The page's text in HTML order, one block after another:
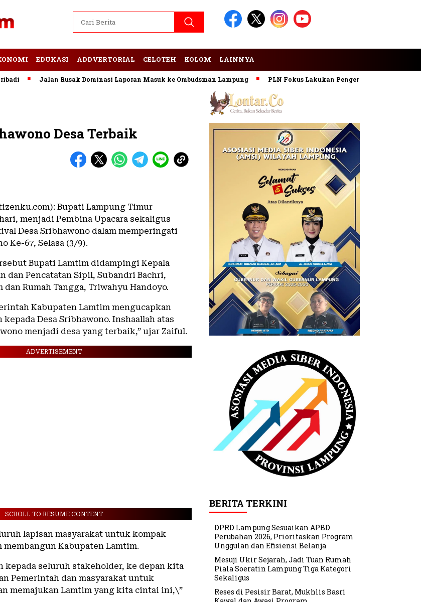
EDUKASI ADDVERTORIAL CELOTEH KOLOM LAINNYA
Jalan Rusak Dominasi Laporan Masuk ke Ombudsman Lampung PLN Fokus Lakukan Pengembangan Pembangkit
Desa Terbaik
Bupati Lampung Timur
menjadi Pembina Upacara sekaligus
Desa Sribhawono dalam memperingati
Ke-67, Selasa (3/9).
Bupati Lamtim didampingi Kepala
dan Pencatatan Sipil, Subandri Bachri,
dan Rumah Tangga, Triwahyu Handoyo.
Kabupaten Lamtim mengucapkan
kepada Desa Sribhawono. Inshaallah atas
menjadi desa yang terbaik,” ujar Zaiful.
ADVERTISEMENT
SCROLL TO RESUME CONTENT
lapisan masyarakat untuk kompak
membangun Kabupaten Lamtim.
kepada seluruh stakeholder, ke depan kita
Pemerintah dan masyarakat untuk
memajukan Lamtim yang kita cintai ini,\”
BERITA TERKINI
DPRD Lampung Sesuaikan APBD
Perubahan 2026, Prioritaskan Program
Unggulan dan Efisiensi Belanja
Mesuji Ukir Sejarah, Jadi Tuan Rumah
Piala Soeratin Lampung Tiga Kategori
Sekaligus
Reses di Pesisir Barat, Mukhlis Basri